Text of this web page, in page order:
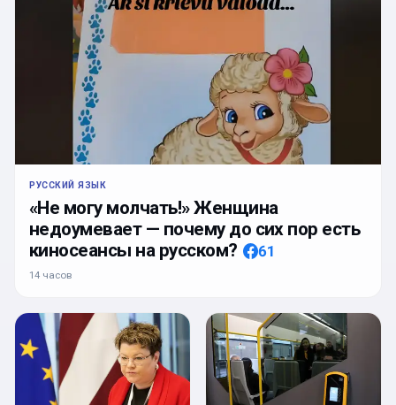
РУССКИЙ ЯЗЫК
«Не могу молчать!» Женщина
недоумевает — почему до сих пор есть
киносеансы на русском?
61
14 часов